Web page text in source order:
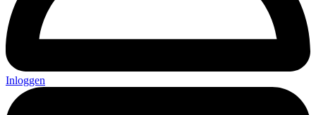
Inloggen